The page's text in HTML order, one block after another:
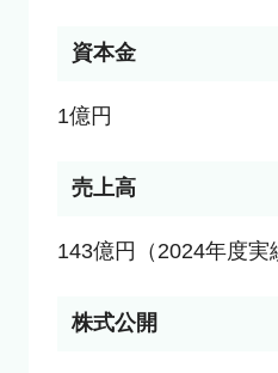
資本金
1億円
売上高
143億円（2024年度実
株式公開